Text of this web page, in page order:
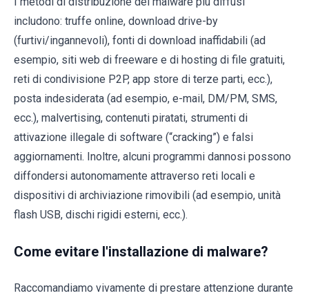
includono: truffe online, download drive-by
(furtivi/ingannevoli), fonti di download inaffidabili (ad
esempio, siti web di freeware e di hosting di file gratuiti,
reti di condivisione P2P, app store di terze parti, ecc.),
posta indesiderata (ad esempio, e-mail, DM/PM, SMS,
ecc.), malvertising, contenuti piratati, strumenti di
attivazione illegale di software (“cracking”) e falsi
aggiornamenti. Inoltre, alcuni programmi dannosi possono
diffondersi autonomamente attraverso reti locali e
dispositivi di archiviazione rimovibili (ad esempio, unità
flash USB, dischi rigidi esterni, ecc.).
Come evitare l'installazione di malware?
Raccomandiamo vivamente di prestare attenzione durante